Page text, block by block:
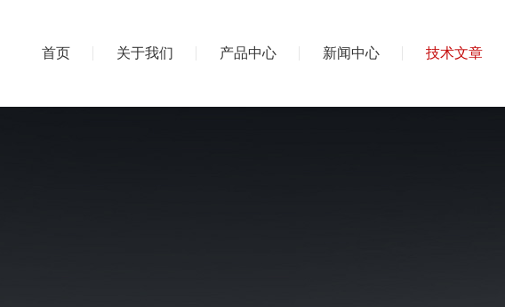
首页 关于我们 产品中心 新闻中心 技术文章